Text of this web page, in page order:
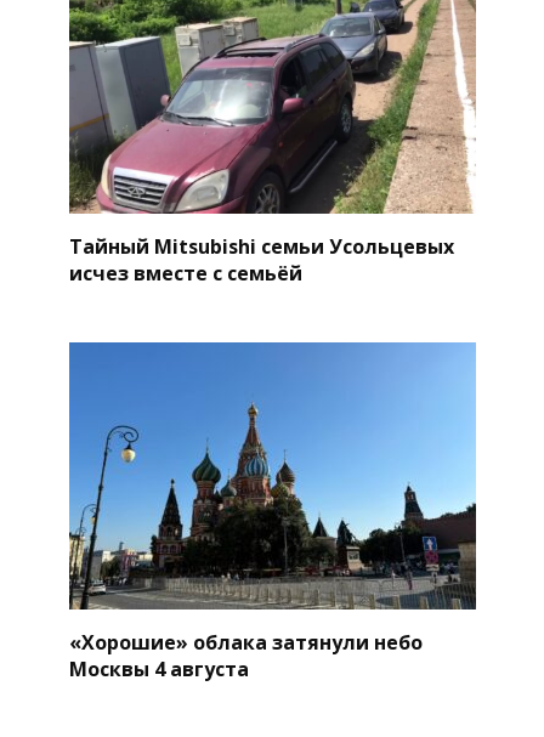
Тайный Mitsubishi семьи Усольцевых
исчез вместе с семьёй
«Хорошие» облака затянули небо
Москвы 4 августа